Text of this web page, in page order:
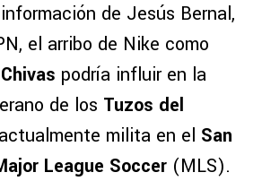
de Jesús Bernal,
el arribo de Nike como
Chivas podría influir en la
de los Tuzos del
milita en el San
League Soccer (MLS).